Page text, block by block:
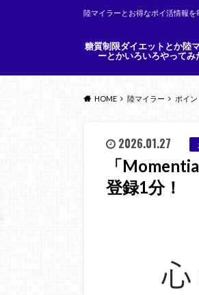
糖質制限ダイエットとか陸
ーとかいろいろやってみ
陸マイラーとお得なポイ活情報を
HOME 陸マイラー ポイ
2026.01.27
「
登録1分！